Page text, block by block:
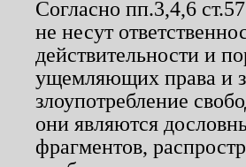
Согласно пп.3,4,6
не несут
действительности и
ущемляющих права и
злоупотребление
они являются
фрагментов,